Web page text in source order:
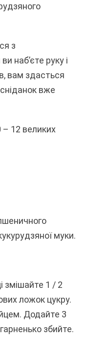
з
наб’єте руку і
вам здасться
вже
– 12 великих
муки.
змішайте 1 / 2
ложок цукру.
Додайте 3
збийте.